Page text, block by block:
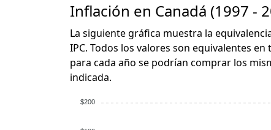
Inflación en Canadá (1997 -
La siguiente gráfica muestra la
IPC. Todos los valores son equivalentes
para cada año se podrían comprar los
indicada.
$200